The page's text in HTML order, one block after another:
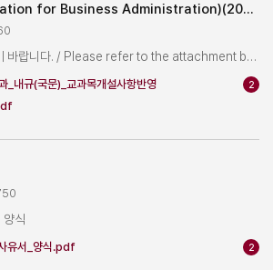
경영학과 내규 (Regulation for Business Administration)(2026)(교과목개설사항반영/Course Offerings Update)
바랍니다. / Please refer to the attachment
_내규(국문)_교과목개설사항반영
2
양식
유서_양식.pdf 2